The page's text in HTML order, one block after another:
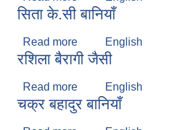
सिता के.सी बानियाँ
Read more about सिता के.सी बानियाँ
English
रशिला बैरागी जैसी
Read more about रशिला बैरागी जैसी
English
चक्र बहादुर बानियाँ